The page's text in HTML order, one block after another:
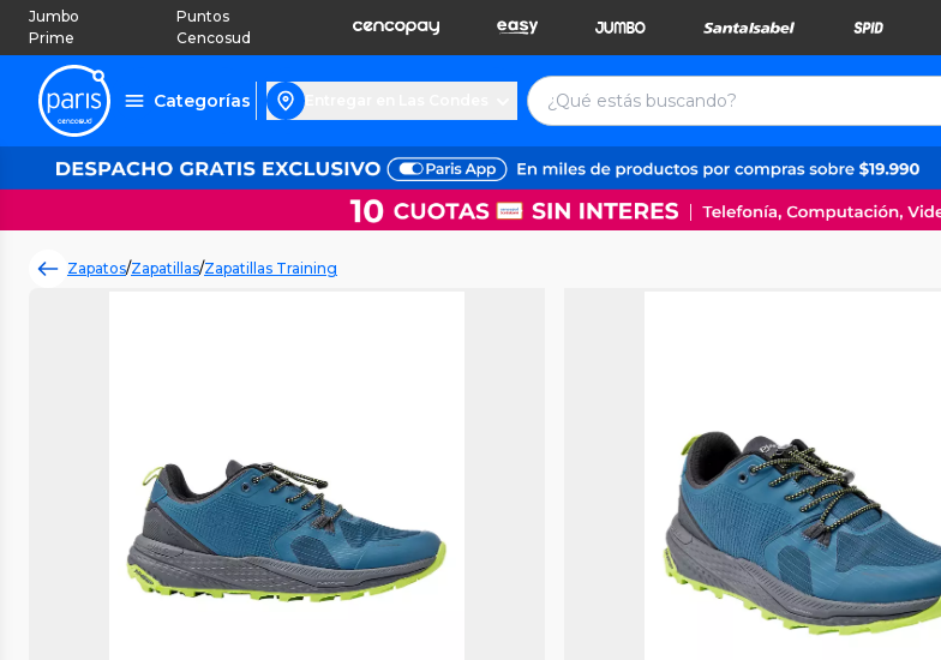
Jumbo
Prime
Puntos
Cencosud
Categorías
Zapatos/Zapatillas/Zapatillas Training